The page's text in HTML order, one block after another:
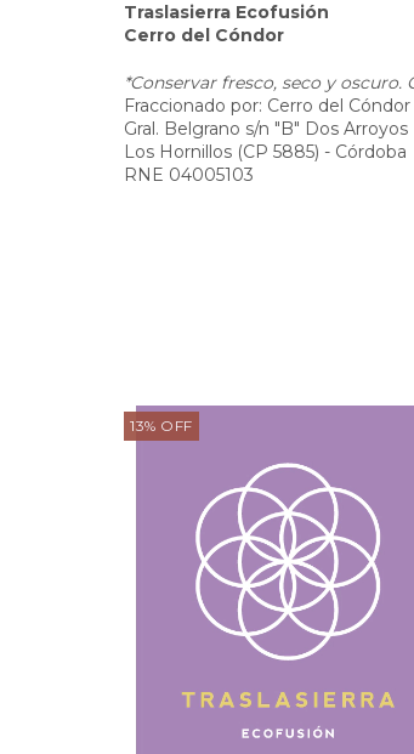
Traslasierra Ecofusión
Cerro del Cóndor
*Conservar fresco, seco y
Fraccionado por: Cerro del
Gral. Belgrano s/n "B" Dos Arroyos
Los Hornillos (CP 5885) - Córdoba
RNE 04005103
13% OFF